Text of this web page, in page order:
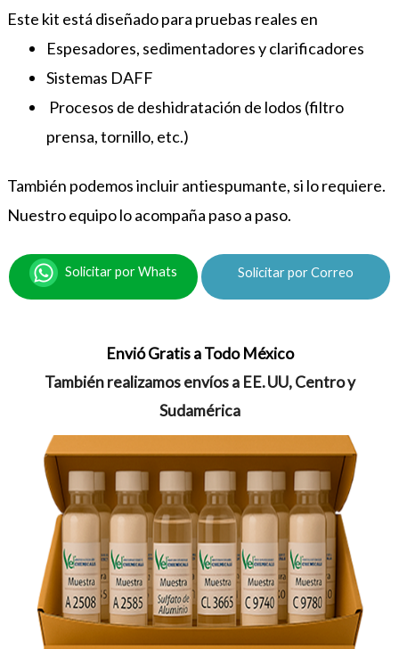
Este kit está diseñado para pruebas reales en
Espesadores, sedimentadores y clarificadores
Sistemas DAFF
Procesos de deshidratación de lodos (filtro
prensa, tornillo, etc.)
También podemos incluir antiespumante, si lo requiere.
Nuestro equipo lo acompaña paso a paso.
Solicitar por Whats Solicitar por Correo
Envió Gratis a Todo México
También realizamos envíos a EE. UU, Centro y
Sudamérica